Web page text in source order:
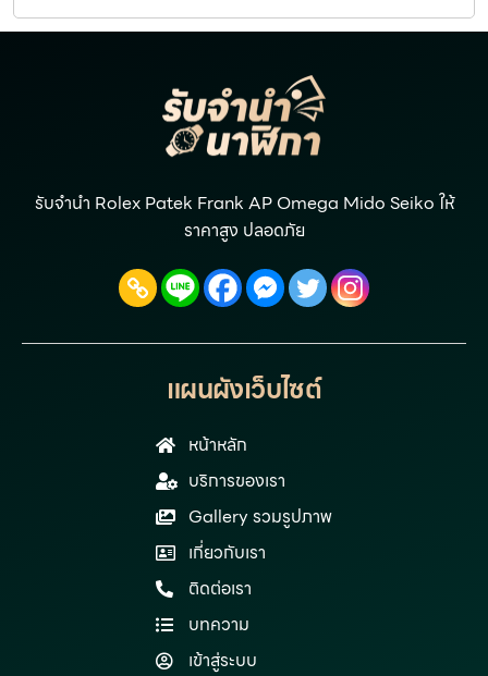
รับจำนำ Rolex Patek Frank AP Omega Mido Seiko ให้
ราคาสูง ปลอดภัย
แผนผังเว็บไซต์
หน้าหลัก
บริการของเรา
Gallery รวมรูปภาพ
เกี่ยวกับเรา
ติดต่อเรา
บทความ
เข้าสู่ระบบ